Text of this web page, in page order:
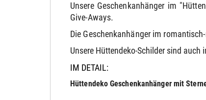
Unsere Geschenkanhänger im
Give-Aways.
Die Geschenkanhänger im
Unsere Hüttendeko-Schilder sind
IM DETAIL:
Hüttendeko Geschenkanhänger mit